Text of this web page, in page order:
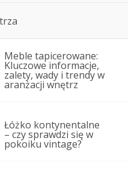
Meble tapicerowane:
Kluczowe informacje,
zalety, wady i trendy w
aranżacji wnętrz
Łóżko kontynentalne
– czy sprawdzi się w
pokoiku vintage?